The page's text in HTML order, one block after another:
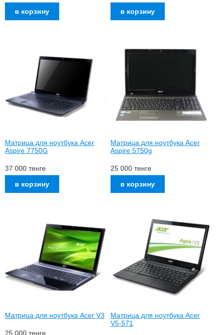
Матрица для ноутбука Acer
Aspire 7750G
37 000 тенге
Матрица для ноутбука Acer
Aspire 5750g
25 000 тенге
Матрица для ноутбука Acer V3
25 000 тенге
Матрица для ноутбука Acer
V5-571